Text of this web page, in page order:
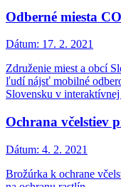
Odberné miesta
Dátum: 17. 2. 2021
Združenie miest a obcí
ľudí nájsť mobilné
Slovensku v interaktívnej
Ochrana včelstiev
Dátum: 4. 2. 2021
Brožúrka k ochrane